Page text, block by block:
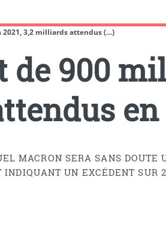
2021, 3,2 milliards attendus (…)
900
en
MACRON SERA SANS
UN EXCÉDENT